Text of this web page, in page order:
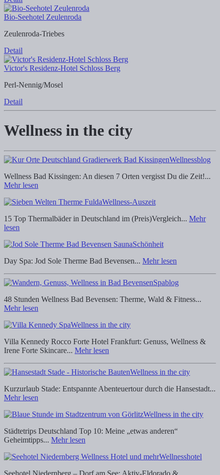
Bio-Seehotel Zeulenroda
Zeulenroda-Triebes
Detail
Victor's Residenz-Hotel Schloss Berg
Perl-Nennig/Mosel
Detail
Wellness in the city
Wellnessblog
Wellness Bad Kissingen: An diesen 7 Orten vergisst Du die Zeit!...
Mehr lesen
Wellness-Auszeit
15 Top Thermalbäder in Deutschland im (Preis)Vergleich... Mehr
lesen
Schönheit
Day Spa: Jod Sole Therme Bad Bevensen... Mehr lesen
Spablog
48 Stunden Wellness Bad Bevensen: Therme, Wald & Fitness...
Mehr lesen
Wellness in the city
Villa Kennedy Rocco Forte Hotel Frankfurt: Genuss, Wellness &
Irene Forte Skincare... Mehr lesen
Wellness in the city
Kurzurlaub Stade: Entspannte Abenteuertour durch die Hansestadt...
Mehr lesen
Wellness in the city
Städtetrips Deutschland Top 10: Meine „etwas anderen“
Geheimtipps... Mehr lesen
Wellnesshotel
Seehotel Niedernberg – Dorf am See: Aktiv-Eldorado &